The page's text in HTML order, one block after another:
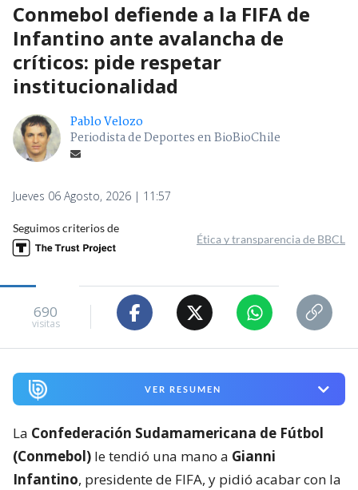
Conmebol defiende a la FIFA de
Infantino ante avalancha de
críticos: pide respetar
institucionalidad
Pablo Velozo
Periodista de Deportes en BioBioChile
Jueves 06 Agosto, 2026 | 11:57
Seguimos criterios de
Ética y transparencia de BBCL
690
visitas
VER RESUMEN
La Confederación Sudamamericana de Fútbol
(Conmebol) le tendió una mano a Gianni
Infantino, presidente de FIFA, y pidió acabar con la